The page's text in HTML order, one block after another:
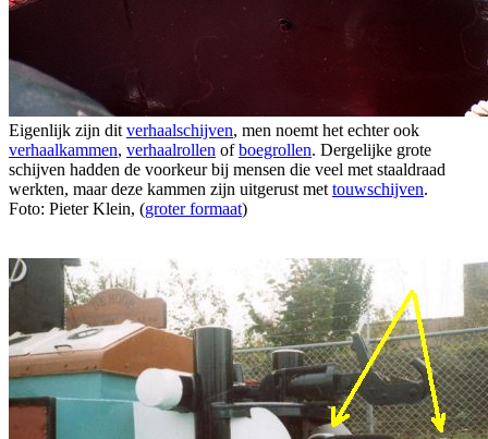
Eigenlijk zijn dit verhaalschijven, men noemt het echter ook
verhaalkammen, verhaalrollen ofboegrollen. Dergelijke grote
schijven hadden de voorkeur bij mensen die veel met staaldraad
werkten, maar deze kammen zijn uitgerust met touwschijven.
Foto: Pieter Klein, (groter formaat)